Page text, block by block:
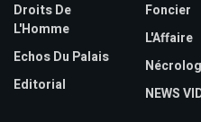
Droits De
L'Homme
Echos Du Palais
Editorial
Foncier
L'Affaire
NEWS